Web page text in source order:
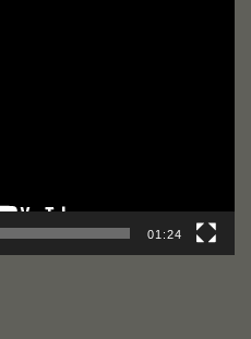
01:24